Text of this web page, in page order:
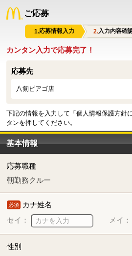
ご応募
応募情報入力 入力内容確
カンタン入力で応募完了！
応募先
八剱ピアゴ店
下記の情報を入力して「個人情報保護方針
タンを押してください。
基本情報
応募職種
朝勤務クルー
必須 カナ姓名
セイ：
メイ：
性別